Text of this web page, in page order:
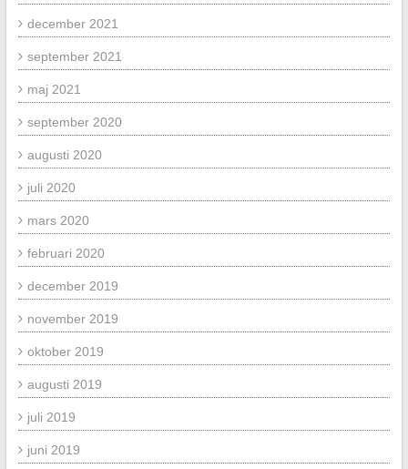
december 2021
september 2021
maj 2021
september 2020
augusti 2020
juli 2020
mars 2020
februari 2020
december 2019
november 2019
oktober 2019
augusti 2019
juli 2019
juni 2019